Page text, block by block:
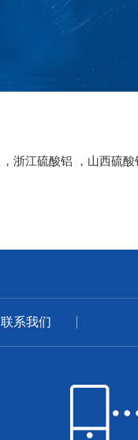
， 浙江硫酸铝 ， 山西硫酸
联系我们